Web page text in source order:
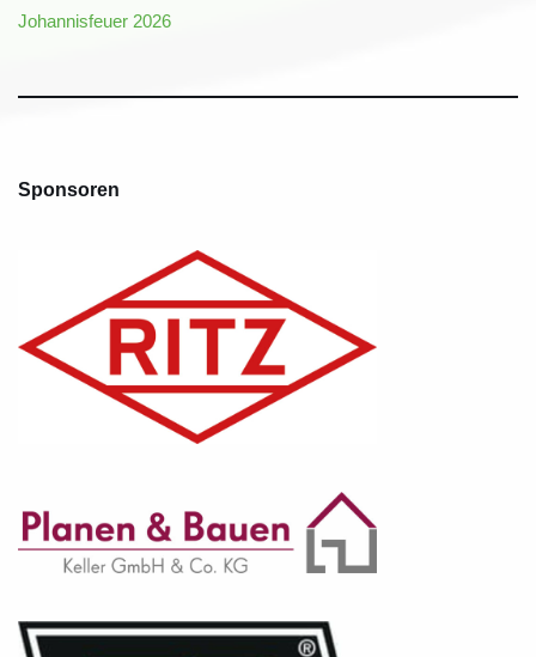
Johannisfeuer 2026
Sponsoren